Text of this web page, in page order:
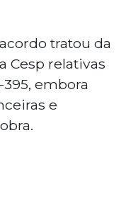
tratou da
Cesp relativas
embora
e